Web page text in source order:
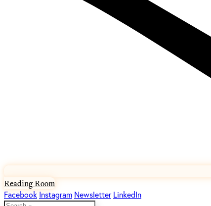
Reading Room
Facebook Instagram Newsletter LinkedIn